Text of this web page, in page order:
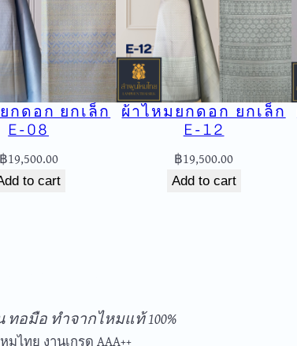
กดอก ยกเล็ก
E-08
฿19,500.00
to cart
ผ้าไหมยกดอก ยกเล็ก
E-12
฿19,500.00
Add to cart
อมือ ทำจากไหมแท้ 100%
ไทย งานเกรด AAA++